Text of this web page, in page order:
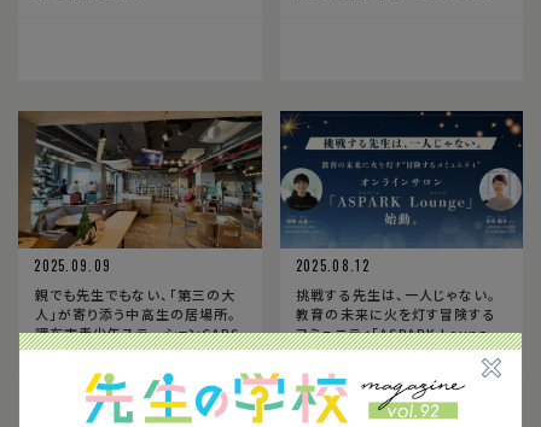
2025.09.09
親でも先生でもない、「第三の大
人」が寄り添う中高生の居場所。
調布市青少年ステーションCAPS
2025.08.12
挑戦する先生は、一人じゃない。
教育の未来に火を灯す冒険する
コミュニティ「ASPARK Loung
e」、始動。＜PR＞